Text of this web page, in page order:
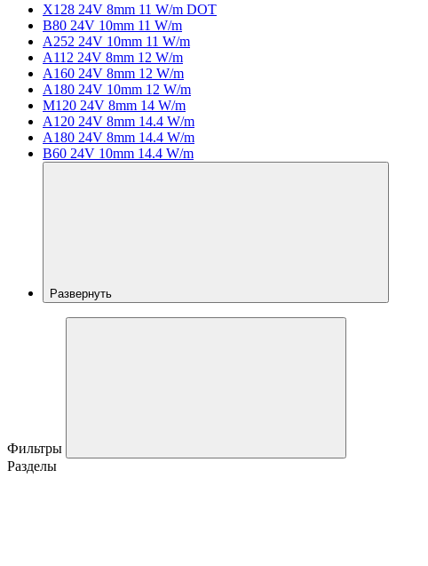
X128 24V 8mm 11 W/m DOT
B80 24V 10mm 11 W/m
A252 24V 10mm 11 W/m
A112 24V 8mm 12 W/m
A160 24V 8mm 12 W/m
A180 24V 10mm 12 W/m
M120 24V 8mm 14 W/m
A120 24V 8mm 14.4 W/m
A180 24V 8mm 14.4 W/m
B60 24V 10mm 14.4 W/m
Развернуть
Фильтры
Разделы